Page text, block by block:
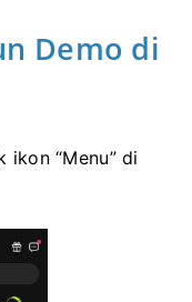
Demo di
ikon “Menu” di